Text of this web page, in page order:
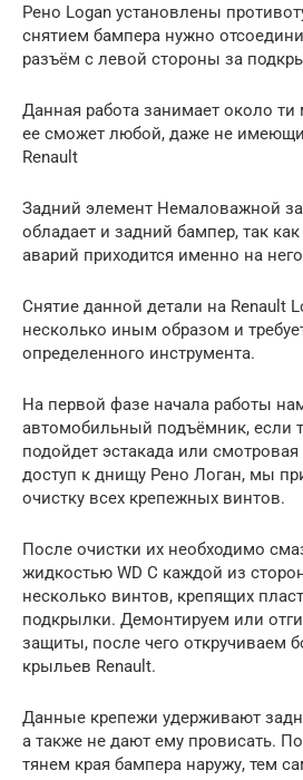
Рено Logan установлены
снятием бампера нужно
разъём с левой стороны за
Данная работа занимает около ти
ее сможет любой, даже не
Renault
Задний элемент Немаловажной
обладает и задний бампер, так
аварий приходится именно на него
Снятие данной детали на Renault
несколько иным образом и
определенного инструмента.
На первой фазе начала работы
автомобильный подъёмник, если
подойдет эстакада или
доступ к днищу Рено Логан, мы
очистку всех крепежных винтов.
После очистки их необходимо
жидкостью WD С каждой из
несколько винтов, крепящих
подкрылки. Демонтируем или
защиты, после чего откручиваем
крыльев Renault.
Данные крепежи удерживают
а также не дают ему провисать.
тянем края бампера наружу, тем